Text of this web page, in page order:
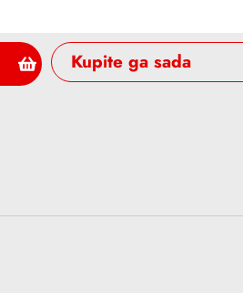
Buy it now